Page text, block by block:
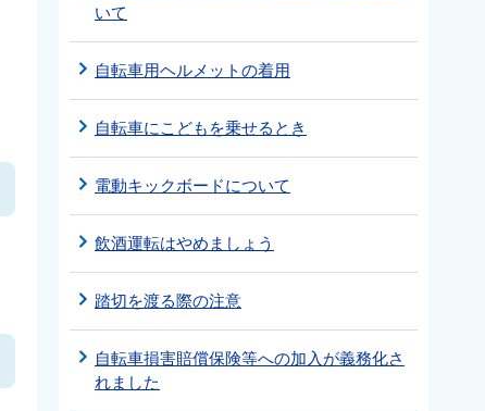
いて
自転車用ヘルメットの着用
自転車にこどもを乗せるとき
電動キックボードについて
飲酒運転はやめましょう
踏切を渡る際の注意
自転車損害賠償保険等への加入が義務化さ
れました